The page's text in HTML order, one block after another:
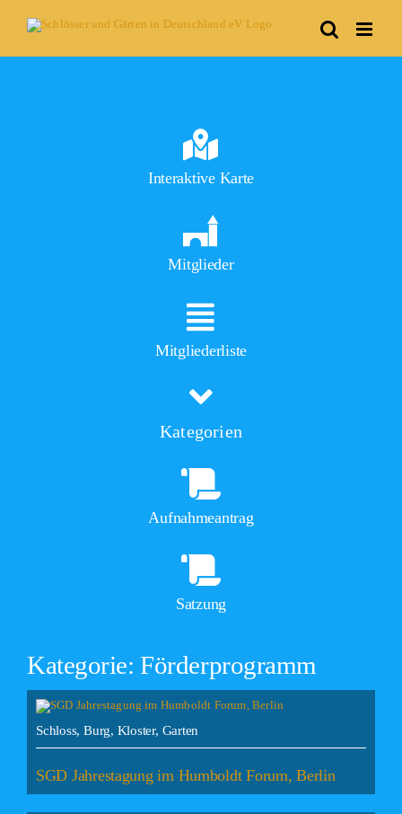
Interaktive Karte
Mitglieder
Mitgliederliste
Kategorien
Aufnahmeantrag
Satzung
Kategorie: Förderprogramm
Schloss, Burg, Kloster, Garten
SGD Jahrestagung im Humboldt Forum, Berlin